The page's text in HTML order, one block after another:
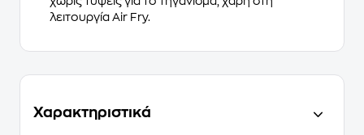
λειτουργία Air Fry.
Χαρακτηριστικά